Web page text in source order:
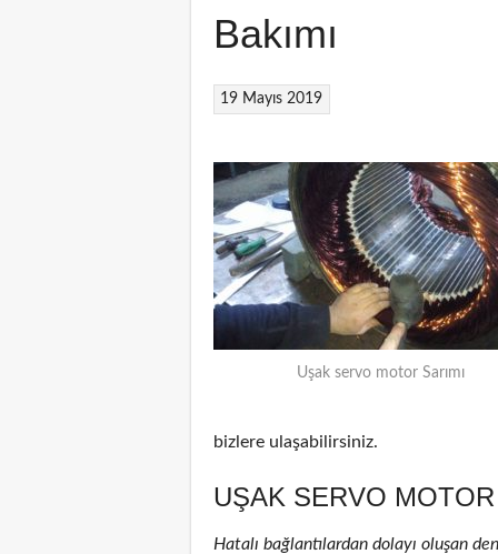
Bakımı
19 Mayıs 2019
Uşak servo motor Sarımı
bizlere ulaşabilirsiniz.
UŞAK SERVO
Hatalı bağlantılardan dolayı oluşan